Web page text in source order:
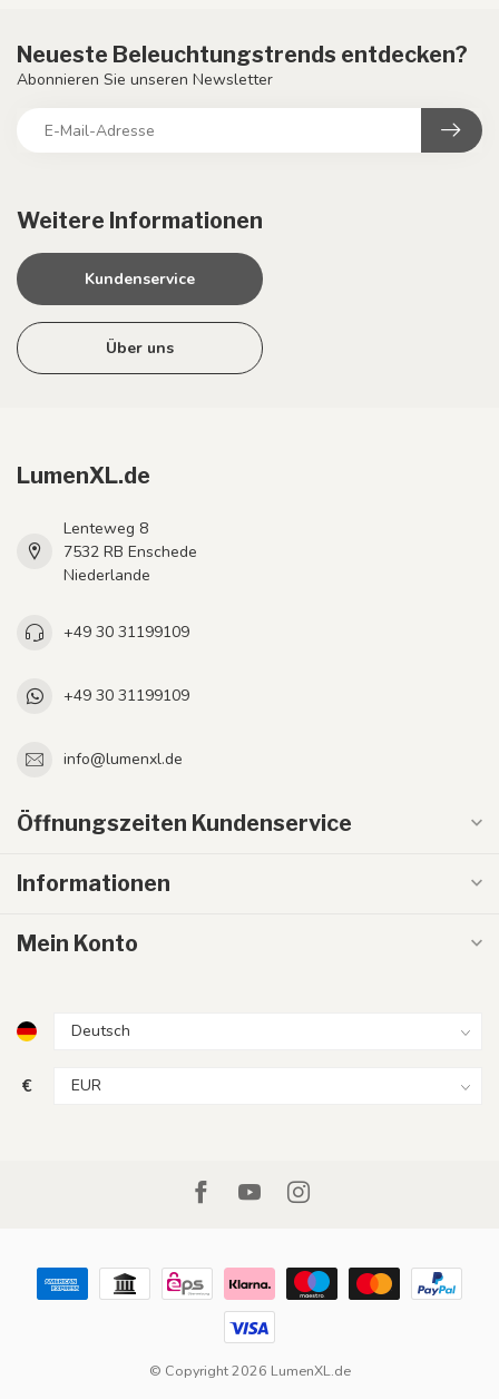
Weitere Informationen
Kundenservice
Über uns
Neueste Beleuchtungstrends entdecken?
Abonnieren Sie unseren Newsletter
LumenXL.de
Lenteweg 8
7532 RB Enschede
Niederlande
+49 30 31199109
+49 30 31199109
info@lumenxl.de
Öffnungszeiten Kundenservice
Informationen
Mein Konto
€
© Copyright 2026 LumenXL.de